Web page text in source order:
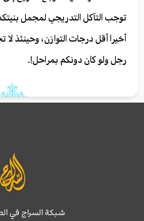
توجب التآكل التدريجي لمجمل
أخيرا أقل درجات التوازن، وحينئذ لا
رجل ولو كان دونكم بمراحل!.
شبكة السراج في